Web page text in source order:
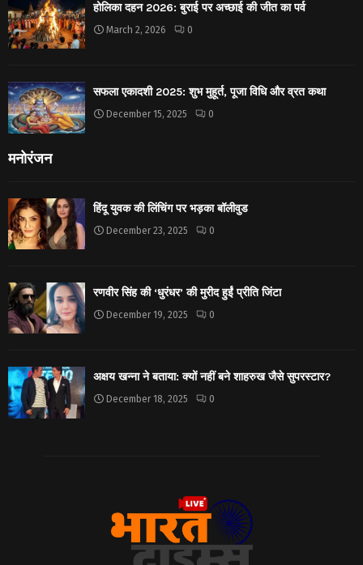
होलिका दहन 2026: बुराई पर अच्छाई की जीत का पर्व
March 2, 2026 0
सफला एकादशी 2025: शुभ मुहूर्त, पूजा विधि और व्रत कथा
December 15, 2025 0
मनोरंजन
हिंदू युवक की लिंचिंग पर भड़का बॉलीवुड
December 23, 2025 0
रणवीर सिंह की ‘धुरंधर’ की मुरीद हुईं प्रीति जिंटा
December 19, 2025 0
अक्षय खन्ना ने बताया: क्यों नहीं बने शाहरुख जैसे सुपरस्टार?
December 18, 2025 0